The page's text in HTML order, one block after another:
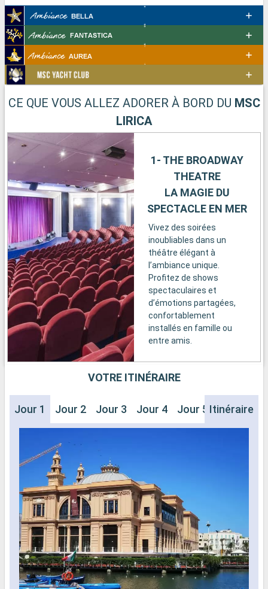
CE QUE VOUS ALLEZ ADORER À BORD DU MSC
LIRICA
1- THE BROADWAY
THEATRE
LA MAGIE DU
SPECTACLE EN MER
Vivez des soirées
inoubliables dans un
théâtre élégant à
l’ambiance unique.
Profitez de shows
spectaculaires et
d’émotions partagées,
confortablement
installés en famille ou
entre amis.
VOTRE ITINÉRAIRE
Jour 1 Jour 2 Jour 3 Jour 4 Jour 5 Jour 6
Itinéraire